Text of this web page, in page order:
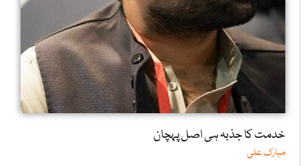
خدمت کا جذبہ ہی اصل پہچان
مبارک علی